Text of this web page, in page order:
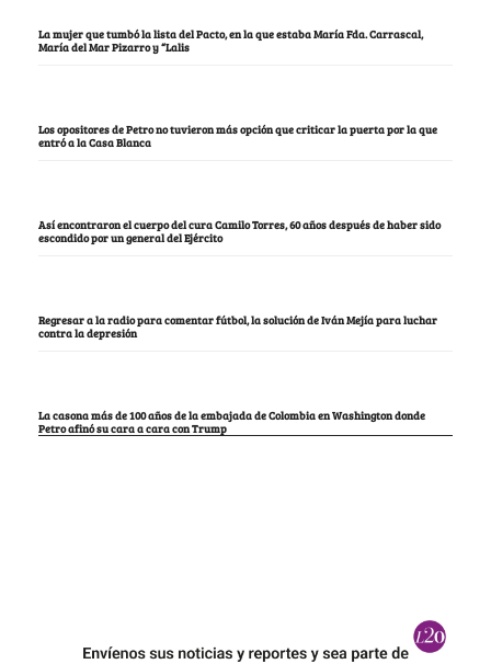
La mujer que tumbó la lista del Pacto, en la que estaba María Fda. Carrascal,
María del Mar Pizarro y “Lalis
Los opositores de Petro no tuvieron más opción que criticar la puerta por la que
entró a la Casa Blanca
Así encontraron el cuerpo del cura Camilo Torres, 60 años después de haber sido
escondido por un general del Ejército
Regresar a la radio para comentar fútbol, la solución de Iván Mejía para luchar
contra la depresión
La casona más de 100 años de la embajada de Colombia en Washington donde
Petro afinó su cara a cara con Trump